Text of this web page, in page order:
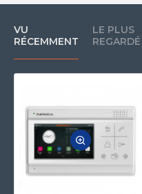
VU
RÉCEMMENT
LE PLUS
REGARDÉ